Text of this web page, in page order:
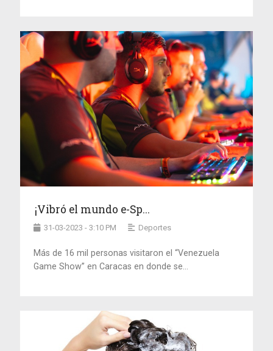
¡Vibró el mundo e-Sp...
31-03-2023 - 3:10 PM Deportes
Más de 16 mil personas visitaron el “Venezuela
Game Show” en Caracas en donde se...